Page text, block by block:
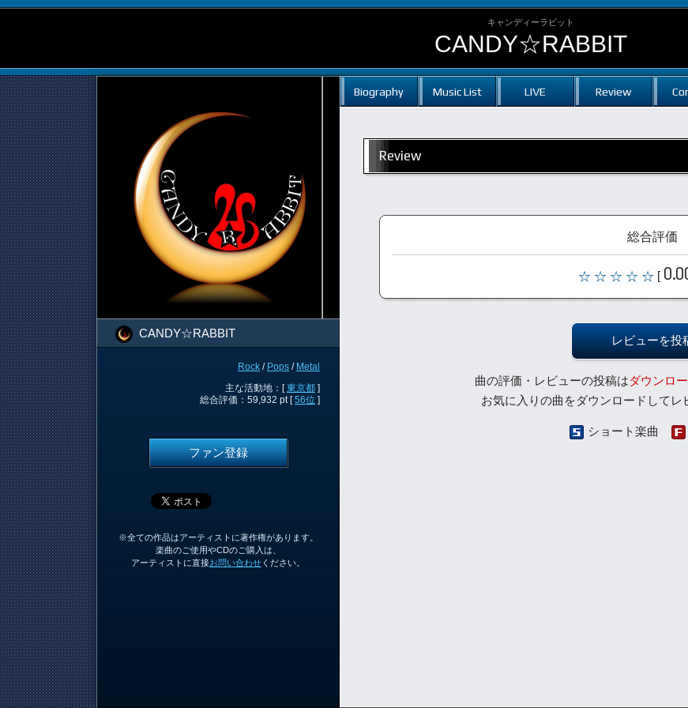
キャンディーラビット
CANDY☆RABBIT
CANDY☆RABBIT
Rock / Pops / Metal
主な活動地：[東京都 ]
総合評価：59,932 pt [56位 ]
ファン登録
※全ての作品はアーティストに著作権があります。
楽曲のご使用やCDのご購入は、
アーティストに直接お問い合わせ ください。
Biography Music List LIVE Review
Review
総合評価
[
レビューを投
曲の評価・レビューの投稿はダウンロ
お気に入りの曲をダウンロードしてレ
ショート楽曲